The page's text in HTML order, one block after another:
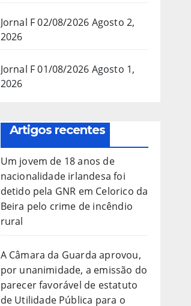
Jornal F 02/08/2026 Agosto 2,
2026
Jornal F 01/08/2026 Agosto 1,
2026
Artigos recentes
Um jovem de 18 anos de
nacionalidade irlandesa foi
detido pela GNR em Celorico da
Beira pelo crime de incêndio
rural
A Câmara da Guarda aprovou,
por unanimidade, a emissão do
parecer favorável de estatuto
de Utilidade Pública para o